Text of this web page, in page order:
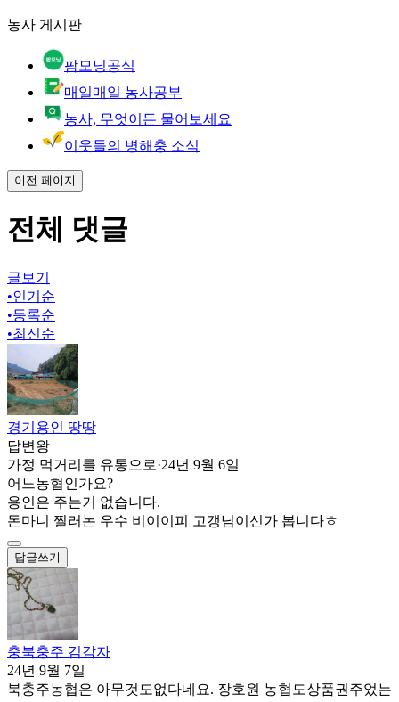
농사 게시판
팜모닝공식
매일매일 농사공부
농사, 무엇이든 물어보세요
이웃들의 병해충 소식
이전 페이지
전체 댓글
글보기
•인기순
•등록순
•최신순
경기용인 땅땅
답변왕
가정 먹거리를 유통으로·24년 9월 6일
어느농협인가요?
용인은 주는거 없습니다.
돈마니 찔러논 우수 비이이피 고갱님이신가 봅니다ㅎ
답글쓰기
충북충주 김감자
24년 9월 7일
북충주농협은 아무것도없다네요. 장호원 농협도상품권주었는